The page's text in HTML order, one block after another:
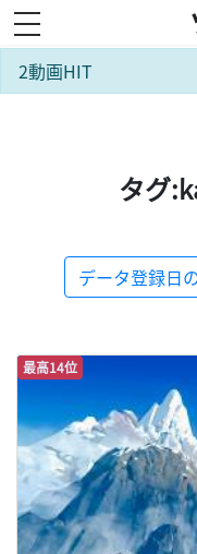
toggle navigation
2動画HIT
タグ
データ登録日
最高14位